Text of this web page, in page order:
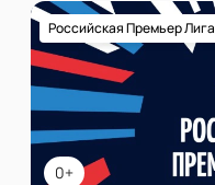
0+
Российская Премьер Лига